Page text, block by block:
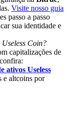
Visite nosso guia
passo a passo
sua identidade e
Coin?
capitalizações de
ativos Useless
e altcoins por